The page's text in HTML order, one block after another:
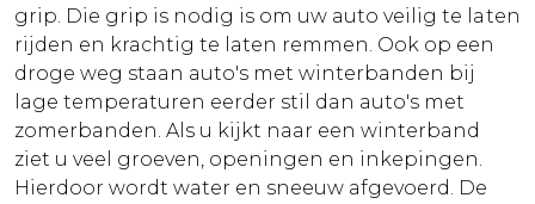
grip. Die grip is nodig is om uw auto veilig te laten
rijden en krachtig te laten remmen. Ook op een
droge weg staan auto's met winterbanden bij
lage temperaturen eerder stil dan auto's met
zomerbanden. Als u kijkt naar een winterband
ziet u veel groeven, openingen en inkepingen.
Hierdoor wordt water en sneeuw afgevoerd. De